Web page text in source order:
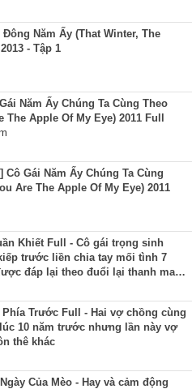
Năm Ấy (That Winter, The
- Tập 1
Năm Ấy Chúng Ta Cùng Theo
The Apple Of My Eye) 2011 Full
Cô Gái Năm Ấy Chúng Ta Cùng
Are The Apple Of My Eye) 2011
Khiết Full - Cô gái trọng sinh
trước liền chia tay mối tình 7
đáp lại theo đuổi lại thanh mai
bỏ lỡ
Trước Full - Hai vợ chồng cùng
10 năm trước nhưng lần này vợ
thê khác
Của Mèo - Hay và cảm động